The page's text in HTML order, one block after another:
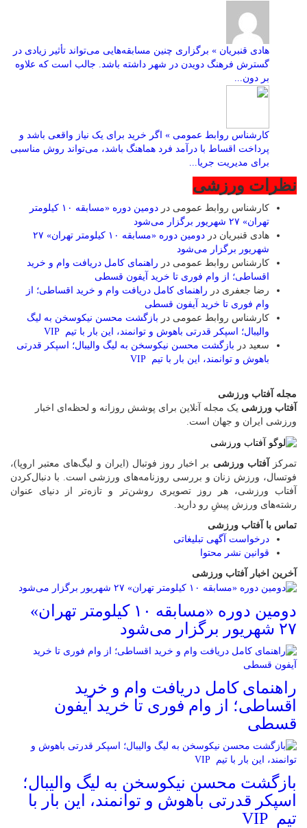
هادی قنبریان » برگزاری چنین مسابقه‌هایی می‌تواند تأثیر زیادی در
گسترش فرهنگ دویدن در شهر داشته باشد. جالب است که علاوه
بر دون...
کارشناس روابط عمومی » اگر خرید برای یک نیاز واقعی باشد و
پرداخت اقساط با درآمد فرد هماهنگ باشد، می‌تواند روش مناسبی
برای مدیریت جریا...
نظرات ورزشی
کارشناس روابط عمومی در
دومین دوره «مسابقه ۱۰ کیلومتر
تهران» ۲۷ شهریور برگزار می‌شود
هادی قنبریان در
دومین دوره «مسابقه ۱۰ کیلومتر تهران» ۲۷
شهریور برگزار می‌شود
کارشناس روابط عمومی در راهنمای کامل دریافت وام و خرید
اقساطی؛ از وام فوری تا خرید آیفون قسطی
رضا جعفری در راهنمای کامل دریافت وام و خرید اقساطی؛ از
وام فوری تا خرید آیفون قسطی
کارشناس روابط عمومی در بازگشت محسن نیکوسخن به لیگ
والیبال؛ اسپکر قدرتی باهوش و توانمند، این بار با تیم VIP
سعید در بازگشت محسن نیکوسخن به لیگ والیبال؛ اسپکر قدرتی
باهوش و توانمند، این بار با تیم VIP
مجله آفتاب ورزشی
آفتاب ورزشی یک مجله آنلاین برای پوشش روزانه و لحظه‌ای اخبار
ورزشی ایران و جهان است.
تمرکز آفتاب ورزشی بر اخبار روز فوتبال (ایران و لیگ‌های معتبر اروپا)،
فوتسال، ورزش زنان و بررسی روزنامه‌های ورزشی است. با دنبال‌کردن
آفتاب ورزشی، هر روز تصویری روشن‌تر و تازه‌تر از دنیای عنوان
رشته‌های ورزش پیشِ رو دارید.
تماس با آفتاب ورزشی
درخواست آگهی تبلیغاتی
قوانین نشر محتوا
آخرین اخبار آفتاب ورزشی
دومین دوره «مسابقه ۱۰ کیلومتر تهران»
۲۷ شهریور برگزار می‌شود
راهنمای کامل دریافت وام و خرید
اقساطی؛ از وام فوری تا خرید آیفون
قسطی
بازگشت محسن نیکوسخن به لیگ والیبال؛
اسپکر قدرتی باهوش و توانمند، این بار با
تیم VIP